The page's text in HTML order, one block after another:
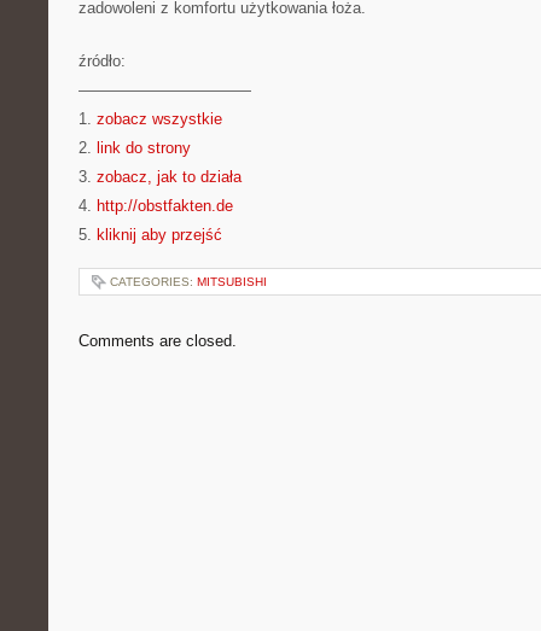
zadowoleni z komfortu użytkowania łoża.
źródło:
———————————
1. zobacz wszystkie
2. link do strony
3. zobacz, jak to działa
4. http://obstfakten.de
5. kliknij aby przejść
CATEGORIES: MITSUBISHI
Comments are closed.